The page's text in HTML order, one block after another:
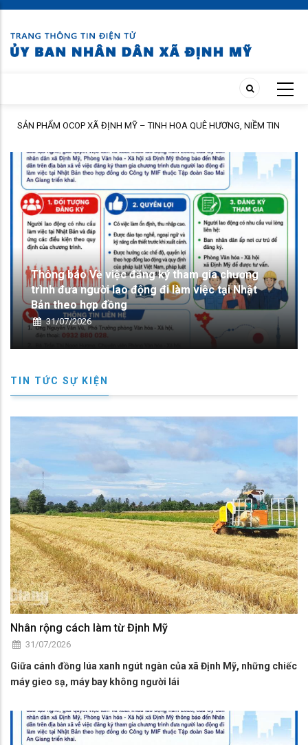
Skip
main
content
Thông báo Về việc đăng ký tham gia chương trình đưa người lao
SẢN PHẨM OCOP XÃ ĐỊNH MỸ – TINH HOA QUÊ
HƯƠNG, NIỀM TIN NGƯỜI TIÊU DÙNG
30/07/2026
TIN TỨC SỰ KIỆN
Nhân rộng cách làm từ Định Mỹ
31/07/2026
Giữa cánh đồng lúa xanh ngút ngàn của xã Định Mỹ, những chiếc
máy gieo sạ, máy bay không người lái